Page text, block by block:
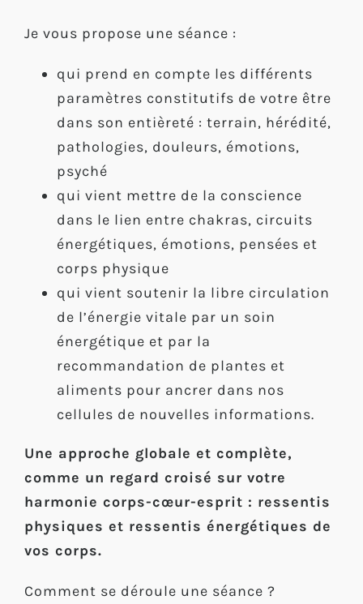
Je vous propose une séance :
qui prend en compte les différents
paramètres constitutifs de votre être
dans son entièreté : terrain, hérédité,
pathologies, douleurs, émotions,
psyché
qui vient mettre de la conscience
dans le lien entre chakras, circuits
énergétiques, émotions, pensées et
corps physique
qui vient soutenir la libre circulation
de l’énergie vitale par un soin
énergétique et par la
recommandation de plantes et
aliments pour ancrer dans nos
cellules de nouvelles informations.
Une approche globale et complète,
comme un regard croisé sur votre
harmonie corps-cœur-esprit : ressentis
physiques et ressentis énergétiques de
vos corps.
Comment se déroule une séance ?